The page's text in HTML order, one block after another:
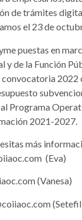
de trámites
el 23 de
puestas en
y de la Función
convocatoria
Programa
2021-2027.
más
(Eva)
(Vanesa)